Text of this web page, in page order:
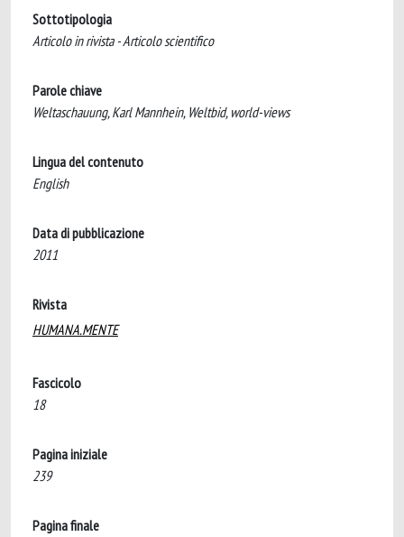
Sottotipologia
Articolo in rivista - Articolo scientifico
Parole chiave
Weltaschauung, Karl Mannhein, Weltbid, world-views
Lingua del contenuto
English
Data di pubblicazione
2011
Rivista
HUMANA.MENTE
Fascicolo
18
Pagina iniziale
239
Pagina finale